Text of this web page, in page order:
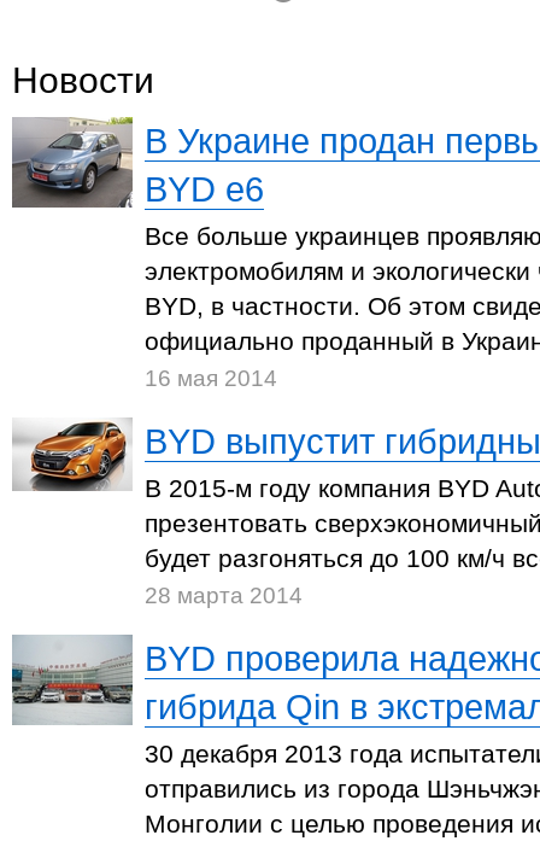
Новости
В Украине продан
BYD e6
Все больше украинцев
электромобилям и
BYD, в частности. Об этом
официально проданный в
16 мая 2014
BYD выпустит
В 2015-м году компания BYD
презентовать
будет разгоняться до 100 км/ч
28 марта 2014
BYD проверила
гибрида Qin в
30 декабря 2013 года
отправились из города
Монголии с целью проведения